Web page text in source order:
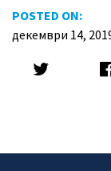
POSTED ON:
декември 14,